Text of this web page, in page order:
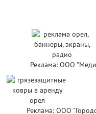
Реклама: ООО
Реклама: ООО